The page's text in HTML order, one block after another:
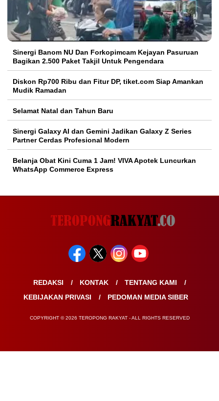
Sinergi Banom NU Dan Forkopimcam Kejayan Pasuruan
Bagikan 2.500 Paket Takjil Untuk Pengendara
Diskon Rp700 Ribu dan Fitur DP, tiket.com Siap Amankan
Mudik Ramadan
Selamat Natal dan Tahun Baru
Sinergi Galaxy AI dan Gemini Jadikan Galaxy Z Series
Partner Cerdas Profesional Modern
Belanja Obat Kini Cuma 1 Jam! VIVA Apotek Luncurkan
WhatsApp Commerce Express
REDAKSI KONTAK
TENTANG KAMI
KEBIJAKAN PRIVASI
PEDOMAN MEDIA SIBER
COPYRIGHT © 2026 TEROPONG RAKYAT - ALL RIGHTS RESERVED